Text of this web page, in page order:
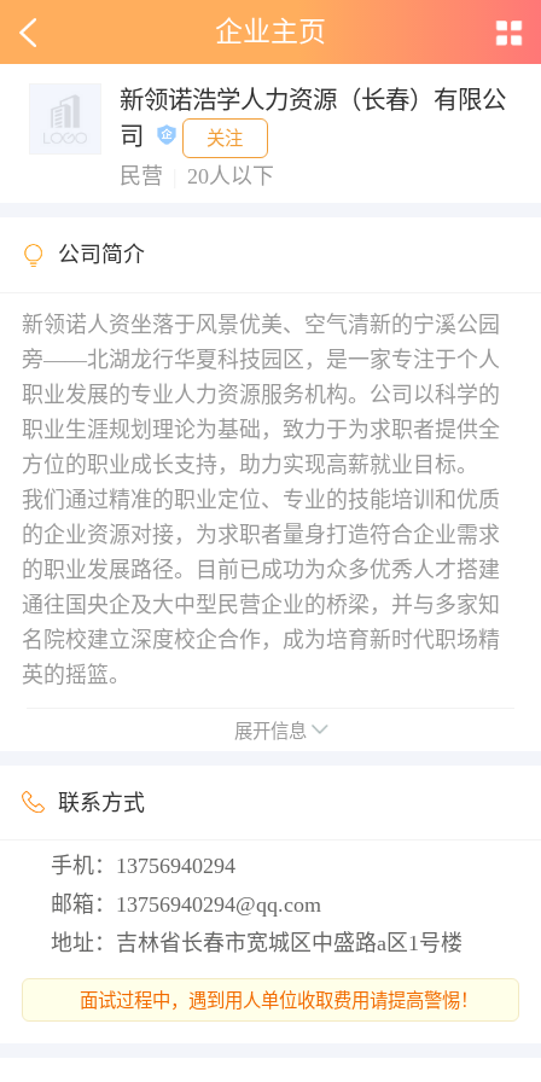
企业主页
新领诺浩学人力资源（长春）有限公
司
关注
民营 20人以下
公司简介
新领诺人资坐落于风景优美、空气清新的宁溪公园
旁——北湖龙行华夏科技园区，是一家专注于个人
职业发展的专业人力资源服务机构。公司以科学的
职业生涯规划理论为基础，致力于为求职者提供全
方位的职业成长支持，助力实现高薪就业目标。
我们通过精准的职业定位、专业的技能培训和优质
的企业资源对接，为求职者量身打造符合企业需求
的职业发展路径。目前已成功为众多优秀人才搭建
通往国央企及大中型民营企业的桥梁，并与多家知
名院校建立深度校企合作，成为培育新时代职场精
英的摇篮。
展开信息
联系方式
手机： 13756940294
邮箱： 13756940294@qq.com
地址：吉林省长春市宽城区中盛路a区1号楼
面试过程中，遇到用人单位收取费用请提高警惕！